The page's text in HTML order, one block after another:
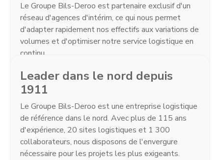
Le Groupe Bils-Deroo est partenaire exclusif d'un
réseau d'agences d'intérim, ce qui nous permet
d'adapter rapidement nos effectifs aux variations de
volumes et d'optimiser notre service logistique en
continu.
Leader dans le nord depuis
1911
Le Groupe Bils-Deroo est une entreprise logistique
de référence dans le nord. Avec plus de 115 ans
d'expérience, 20 sites logistiques et 1 300
collaborateurs, nous disposons de l'envergure
nécessaire pour les projets les plus exigeants.